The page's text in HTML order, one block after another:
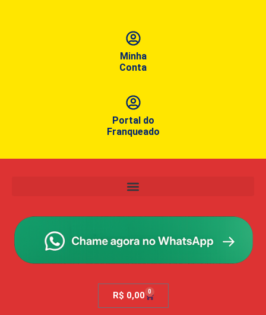
Minha
Conta
Portal do
Franqueado
R$ 0,00 0